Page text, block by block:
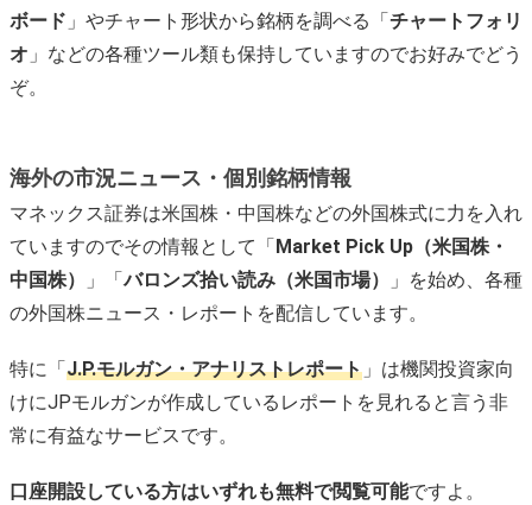
ボード 」やチャート形状から銘柄を調べる「チャートフォリ
オ 」などの各種ツール類も保持していますのでお好みでどう
ぞ。
海外の市況ニュース・個別銘柄情報
マネックス証券は米国株・中国株などの外国株式に力を入れ
ていますのでその情報として「Market Pick Up（米国株・
中国株）
」「バロンズ拾い読み（米国市場）
」を始め、各種
の外国株ニュース・レポートを配信しています。
特に「J.P.モルガン・アナリストレポート 」は機関投資家向
けにJPモルガンが作成しているレポートを見れると言う非
常に有益なサービスです。
口座開設している方はいずれも無料で閲覧可能ですよ。